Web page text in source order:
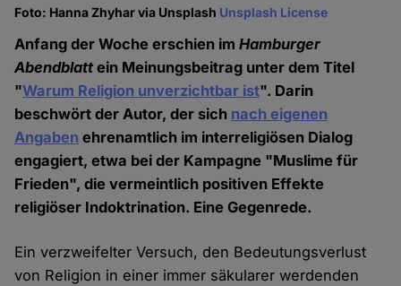
Foto: Hanna Zhyhar via Unsplash Unsplash License
Anfang der Woche erschien imHamburger
Abendblatt ein Meinungsbeitrag unter dem Titel
"Warum Religion unverzichtbar ist". Darin
beschwört der Autor, der sich nach eigenen
Angaben ehrenamtlich im interreligiösen Dialog
engagiert, etwa bei der Kampagne "Muslime für
Frieden", die vermeintlich positiven Effekte
religiöser Indoktrination. Eine Gegenrede.
Ein verzweifelter Versuch, den Bedeutungsverlust
von Religion in einer immer säkularer werdenden